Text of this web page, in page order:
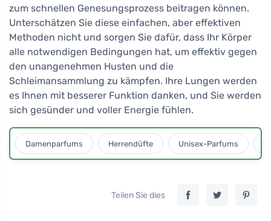
zum schnellen Genesungsprozess beitragen können.
Unterschätzen Sie diese einfachen, aber effektiven
Methoden nicht und sorgen Sie dafür, dass Ihr Körper
alle notwendigen Bedingungen hat, um effektiv gegen
den unangenehmen Husten und die
Schleimansammlung zu kämpfen. Ihre Lungen werden
es Ihnen mit besserer Funktion danken, und Sie werden
sich gesünder und voller Energie fühlen.
Damenparfums Herrendüfte Unisex-Parfums
Teilen Sie dies